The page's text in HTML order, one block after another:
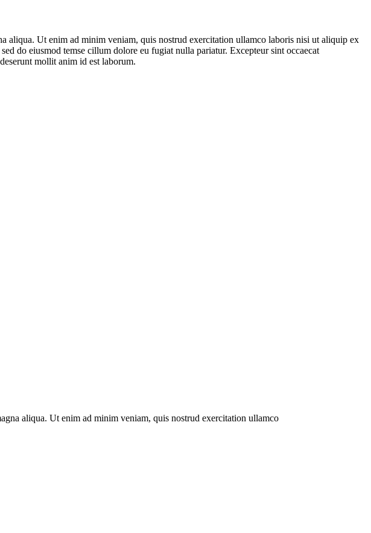
aliqua. Ut enim ad minim veniam, quis nostrud exercitation ullamco laboris nisi ut aliquip ex
do eiusmod temse cillum dolore eu fugiat nulla pariatur. Excepteur sint occaecat
mollit anim id est laborum.
aliqua. Ut enim ad minim veniam, quis nostrud exercitation ullamco